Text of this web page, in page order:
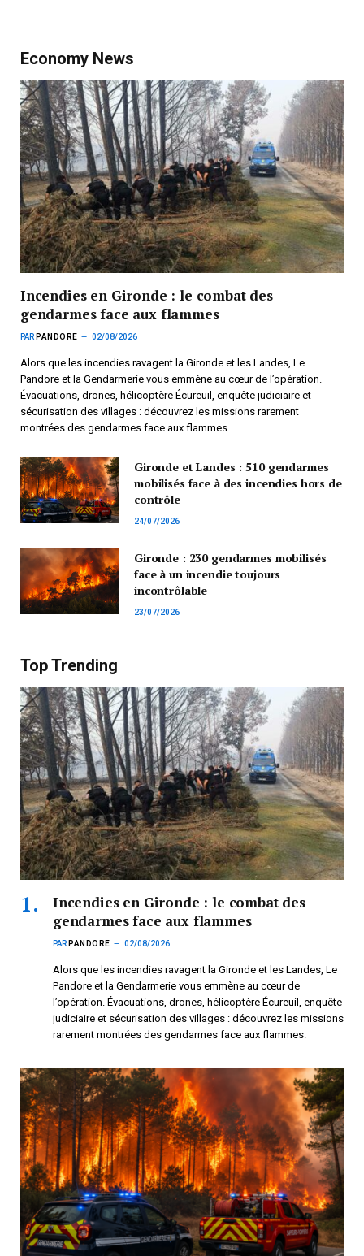
Economy News
Incendies en Gironde : le combat des
gendarmes face aux flammes
PAR PANDORE 02/08/2026
Alors que les incendies ravagent la Gironde et les Landes, Le
Pandore et la Gendarmerie vous emmène au cœur de l’opération.
Évacuations, drones, hélicoptère Écureuil, enquête judiciaire et
sécurisation des villages : découvrez les missions rarement
montrées des gendarmes face aux flammes.
Gironde et Landes : 510 gendarmes
mobilisés face à des incendies hors de
contrôle
24/07/2026
Gironde : 230 gendarmes mobilisés
face à un incendie toujours
incontrôlable
23/07/2026
Top Trending
Incendies en Gironde : le combat des
gendarmes face aux flammes
PAR PANDORE 02/08/2026
Alors que les incendies ravagent la Gironde et les Landes, Le
Pandore et la Gendarmerie vous emmène au cœur de
l’opération. Évacuations, drones, hélicoptère Écureuil, enquête
judiciaire et sécurisation des villages : découvrez les missions
rarement montrées des gendarmes face aux flammes.